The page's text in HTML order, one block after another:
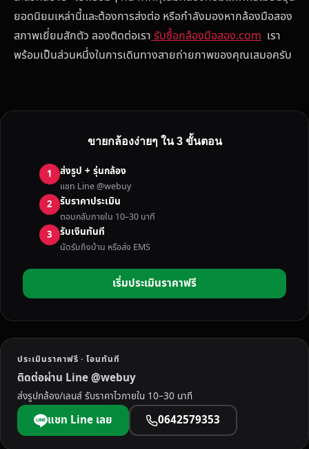
ยอดนิยมเหล่านี้และต้องการส่งต่อ หรือกำลังมองหากล้องมือสอง
สภาพเยี่ยมสักตัว ลองติดต่อเรารับซื้อกล้องมือสอง.com เรา
พร้อมเป็นส่วนหนึ่งในการเดินทางสายถ่ายภาพของคุณเสมอครับ
ขายกล้องง่ายๆ ใน 3 ขั้นตอน
1 ส่งรูป + รุ่นกล้อง
แชท Line @webuy
2 รับราคาประเมิน
ตอบกลับภายใน 10–30 นาที
3 รับเงินทันที
นัดรับถึงบ้าน หรือส่ง EMS
เริ่มประเมินราคาฟรี
ประเมินราคาฟรี · โอนทันที
ติดต่อผ่าน Line @webuy
ส่งรูปกล้อง/เลนส์ รับราคาไวภายใน 10–30 นาที
แชท Line เลย 0642579353